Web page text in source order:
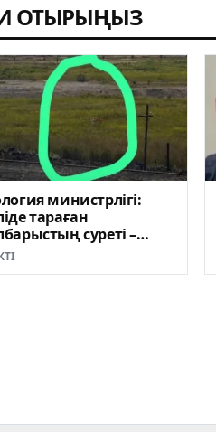
ОТЫРЫҢЫЗ
министрлігі:
тараған
суреті –